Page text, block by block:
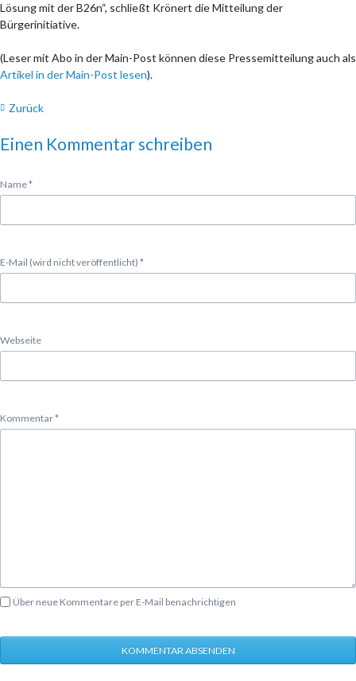
Lösung mit der B26n“, schließt Krönert die Mitteilung der
Bürgerinitiative.
(Leser mit Abo in der Main-Post können diese Pressemitteilung auch als
Artikel in der Main-Post lesen).
Zurück
Einen Kommentar schreiben
Pflichtfeld
Name*
Pflichtfeld
E-Mail (wird nicht veröffentlicht) *
Webseite
Pflichtfeld
Kommentar*
Über neue Kommentare per E-Mail benachrichtigen
KOMMENTAR ABSENDEN